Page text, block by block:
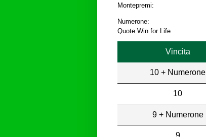
Montepremi:
Numerone:
Quote Win for Life
Vincita
10 + Numerone
10
9 + Numerone